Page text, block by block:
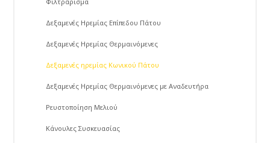
Δεξαμενές Ηρεμίας Επίπεδου Πάτου
Δεξαμενές Ηρεμίας Θερμαινόμενες
Δεξαμενές ηρεμίας Κωνικού Πάτου
Δεξαμενές Ηρεμίας Θερμαινόμενες με Αναδευτήρα
Ρευστοποίηση Μελιού
Κάνουλες Συσκευασίας